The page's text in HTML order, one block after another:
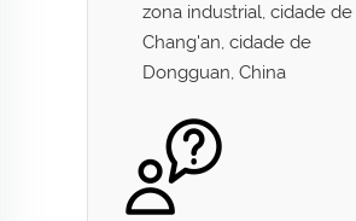
zona industrial, cidade de
Chang'an, cidade de
Dongguan, China